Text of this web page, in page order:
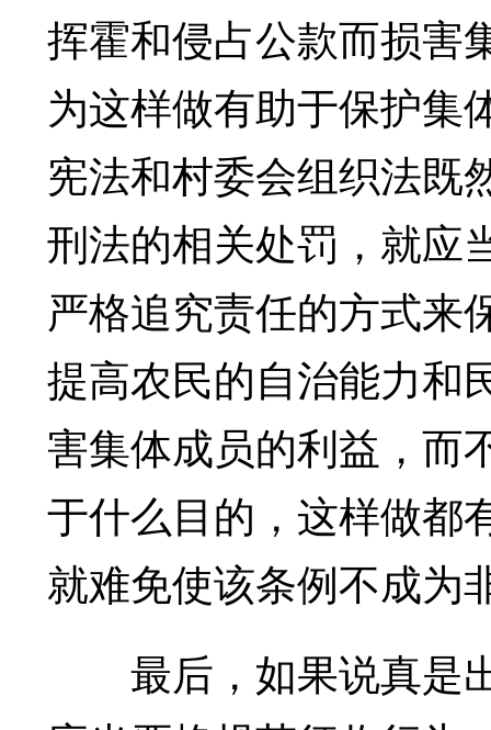
挥霍和侵占公款而损害
为这样做有助于保护集
宪法和村委会组织法既
刑法的相关处罚，就应
严格追究责任的方式来
提高农民的自治能力和
害集体成员的利益，而
于什么目的，这样做都
就难免使该条例不成为
最后，如果说真是